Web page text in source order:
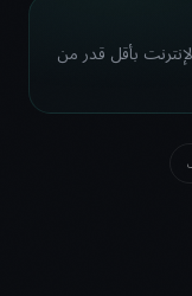
بأقل قدر من